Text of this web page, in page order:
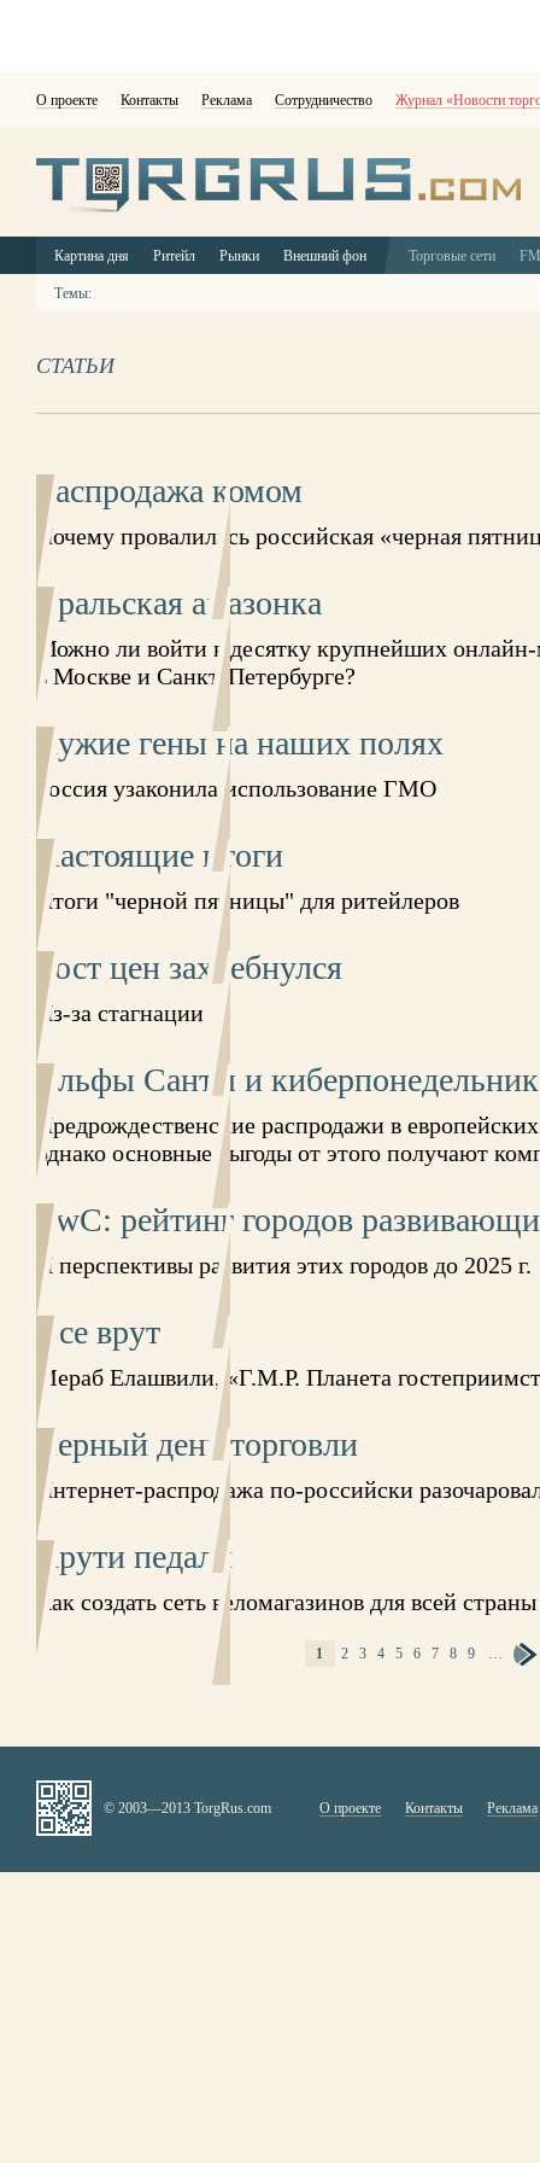
О проекте Контакты Реклама Сотрудничество Журнал «Новости
Картина дня Ритейл Рынки Внешний фон Торговые сети
Темы:
СТАТЬИ
Распродажа комом
Почему провалилась российская «черная
Уральская амазонка
Можно ли войти в десятку крупнейших онлайн-
в Москве и Санкт-Петербурге?
Чужие гены на наших полях
Россия узаконила использование ГМО
Настоящие итоги
Итоги "черной пятницы" для ритейлеров
Рост цен захлебнулся
Из-за стагнации
Эльфы Санты и киберпонедельник
Предрождественские распродажи в
однако основные выгоды от этого получают
PwC: рейтинг городов
И перспективы развития этих городов до 2025 г.
Все врут
Мераб Елашвили, «Г.М.Р. Планета
Черный день торговли
Интернет-распродажа по-российски
Крути педали
Как создать сеть веломагазинов для всей страны
1 2 3 4 5 6 7 8 9 …
© 2003—2013 TorgRus.com О проекте Контакты Реклама